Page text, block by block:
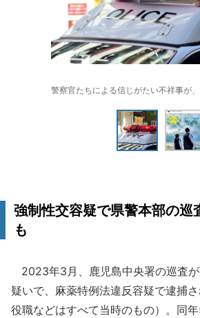
警察官たちによる信じがたい不祥事が
強制性交容疑で県警本部の巡
も
2023年3月、鹿児島中央署の巡査
疑いで、麻薬特例法違反容疑で逮捕
役職などはすべて当時のもの）。同